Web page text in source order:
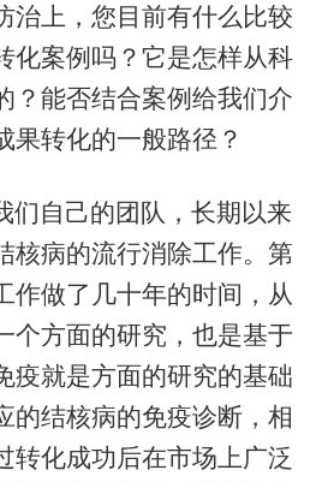
治上，您目前有什么比较
化案例吗？它是怎样从科
？能否结合案例给我们介
果转化的一般路径？
们自己的团队，长期以来
核病的流行消除工作。第
作做了几十年的时间，从
个方面的研究，也是基于
疫就是方面的研究的基础
的结核病的免疫诊断，相
转化成功后在市场上广泛